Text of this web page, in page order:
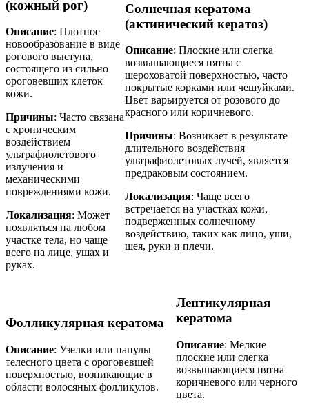
(кожный рог)
Описание: Плотное
новообразование в виде
рогового выступа,
состоящего из сильно
ороговевших клеток
кожи.
Причины: Часто связана
с хроническим
воздействием
ультрафиолетового
излучения и
механическими
повреждениями кожи.
Локализация: Может
появляться на любом
участке тела, но чаще
всего на лице, ушах и
руках.
Солнечная кератома
(актинический кератоз)
Описание: Плоские или слегка
возвышающиеся пятна с
шероховатой поверхностью, часто
покрытые корками или чешуйками.
Цвет варьируется от розового до
красного или коричневого.
Причины: Возникает в результате
длительного воздействия
ультрафиолетовых лучей, является
предраковым состоянием.
Локализация: Чаще всего
встречается на участках кожи,
подверженных солнечному
воздействию, таких как лицо, уши,
шея, руки и плечи.
Фолликулярная кератома
Описание: Узелки или папулы
телесного цвета с ороговевшей
поверхностью, возникающие в
области волосяных фолликулов.
Лентикулярная
кератома
Описание: Мелкие
плоские или слегка
возвышающиеся пятна
коричневого или черного
цвета.